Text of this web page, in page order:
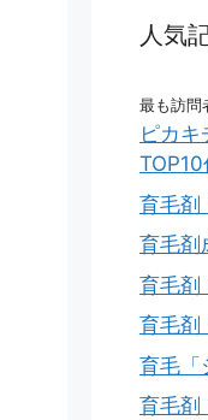
人気
最も訪問
ピカ
TOP10
育毛剤
育毛剤
育毛剤
育毛剤
育毛「
育毛剤